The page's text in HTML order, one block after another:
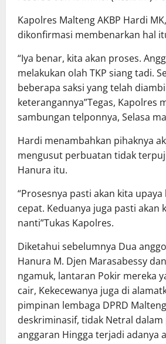
Kapolres Malteng AKBP Hardi
dikonfirmasi membenarkan hal
“Iya benar, kita akan proses.
melakukan olah TKP siang tadi.
beberapa saksi yang telah
keterangannya”Tegas, Kapolres
sambungan telponnya, Selasa
Hardi menambahkan pihaknya
mengusut perbuatan tidak
Hanura itu.
“Prosesnya pasti akan kita
cepat. Keduanya juga pasti akan
nanti”Tukas Kapolres.
Diketahui sebelumnya Dua
Hanura M. Djen Marasabessy
ngamuk, lantaran Pokir mereka
cair, Kekecewanya juga di
pimpinan lembaga DPRD
deskriminasif, tidak Netral dalam
anggaran Hingga terjadi adanya